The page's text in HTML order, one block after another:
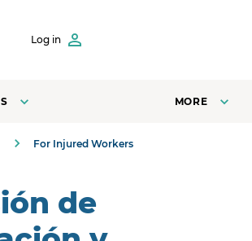
Log in
MORE
For Injured Workers
de